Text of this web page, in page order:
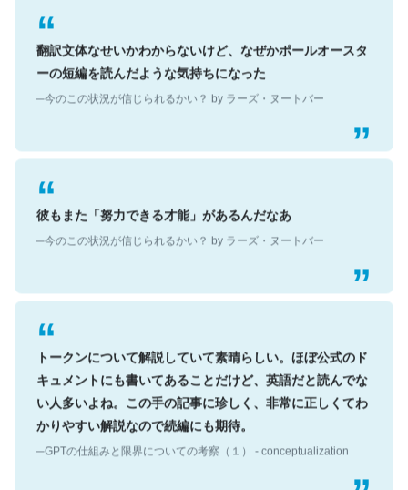
翻訳文体なせいかわからないけど、なぜかポールオースタ
ーの短編を読んだような気持ちになった
─今のこの状況が信じられるかい？ by ラーズ・ヌートバー
彼もまた「努力できる才能」があるんだなあ
─今のこの状況が信じられるかい？ by ラーズ・ヌートバー
トークンについて解説していて素晴らしい。ほぼ公式のド
キュメントにも書いてあることだけど、英語だと読んでな
い人多いよね。この手の記事に珍しく、非常に正しくてわ
かりやすい解説なので続編にも期待。
─GPTの仕組みと限界についての考察（１） - conceptualization